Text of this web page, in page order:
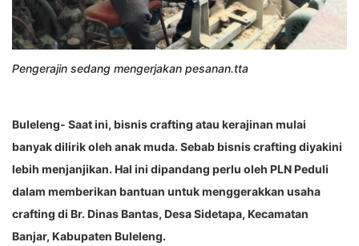
Pengerajin sedang mengerjakan pesanan.tta
Buleleng- Saat ini, bisnis crafting atau kerajinan mulai
banyak dilirik oleh anak muda. Sebab bisnis crafting diyakini
lebih menjanjikan. Hal ini dipandang perlu oleh PLN Peduli
dalam memberikan bantuan untuk menggerakkan usaha
crafting di Br. Dinas Bantas, Desa Sidetapa, Kecamatan
Banjar, Kabupaten Buleleng.